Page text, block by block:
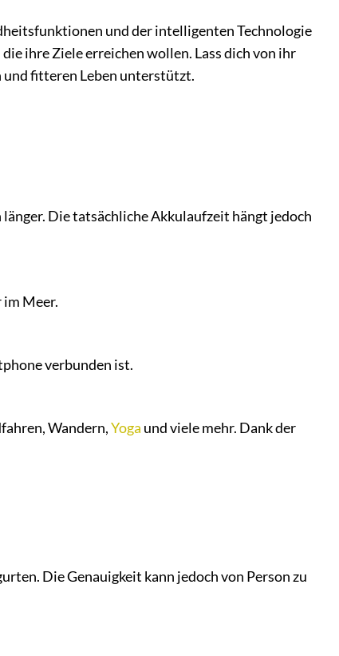
und der intelligenten Technologie
ihre Ziele erreichen wollen. Lass dich von ihr
und fitteren Leben unterstützt.
Die tatsächliche Akkulaufzeit hängt jedoch
im Meer.
verbunden ist.
Wandern,Yoga und viele mehr. Dank der
Die Genauigkeit kann jedoch von Person zu